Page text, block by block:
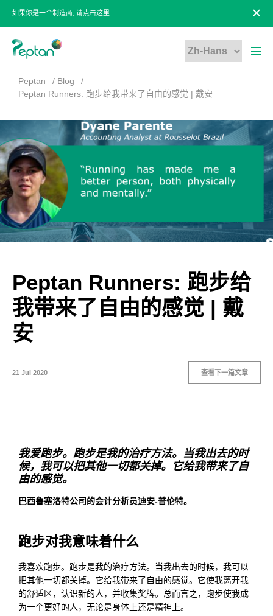
如果你是一个制造商, 请点击这里
Peptan
Blog
Peptan Runners: 跑步给我带来了自由的感觉 | 戴安
Peptan Runners: 跑步给
我带来了自由的感觉 | 戴
安
21 Jul 2020 查看下一篇文章
我爱跑步。跑步是我的治疗方法。当我出去的时
候，我可以把其他一切都关掉。它给我带来了自
由的感觉。
巴西鲁塞洛特公司的会计分析员迪安-普伦特。
跑步对我意味着什么
我喜欢跑步。跑步是我的治疗方法。当我出去的时候，我可以
把其他一切都关掉。它给我带来了自由的感觉。它使我离开我
的舒适区，认识新的人，并收集奖牌。总而言之，跑步使我成
为一个更好的人，无论是身体上还是精神上。